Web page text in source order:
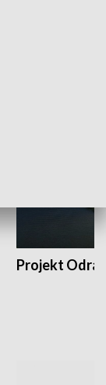
Projekt Odra